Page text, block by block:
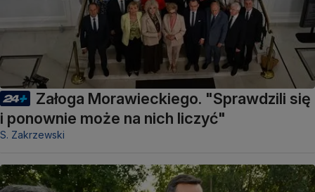
Załoga Morawieckiego. "Sprawdzili się
i ponownie może na nich liczyć"
S. Zakrzewski